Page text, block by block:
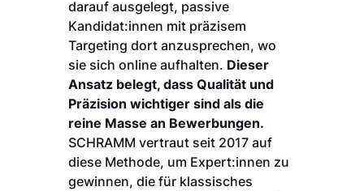
darauf ausgelegt, passive
Kandidat:innen mit präzisem
Targeting dort anzusprechen, wo
sie sich online aufhalten. Dieser
Ansatz belegt, dass Qualität und
Präzision wichtiger sind als die
reine Masse an Bewerbungen.
SCHRAMM vertraut seit 2017 auf
diese Methode, um Expert:innen zu
gewinnen, die für klassisches